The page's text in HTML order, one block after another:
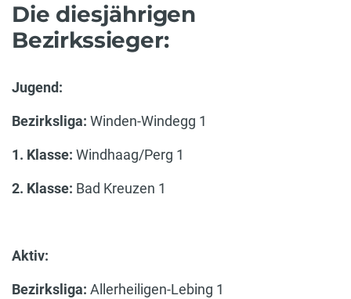
Die diesjährigen
Bezirkssieger:
Jugend:
Bezirksliga: Winden-Windegg 1
1. Klasse: Windhaag/Perg 1
2. Klasse: Bad Kreuzen 1
Aktiv:
Bezirksliga: Allerheiligen-Lebing 1